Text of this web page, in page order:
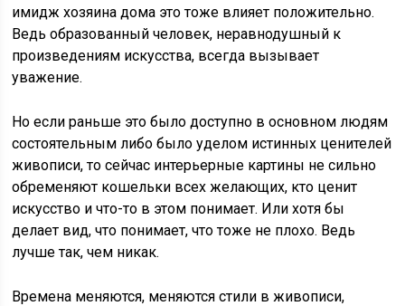
имидж хозяина дома это тоже влияет положительно.
Ведь образованный человек, неравнодушный к
произведениям искусства, всегда вызывает
уважение.
Но если раньше это было доступно в основном людям
состоятельным либо было уделом истинных ценителей
живописи, то сейчас интерьерные картины не сильно
обременяют кошельки всех желающих, кто ценит
искусство и что-то в этом понимает. Или хотя бы
делает вид, что понимает, что тоже не плохо. Ведь
лучше так, чем никак.
Времена меняются, меняются стили в живописи,